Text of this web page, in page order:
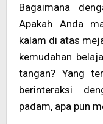
Bagaimana
Apakah Anda
kalam di atas
kemudahan
tangan? Yang
berinteraksi
padam, apa pun